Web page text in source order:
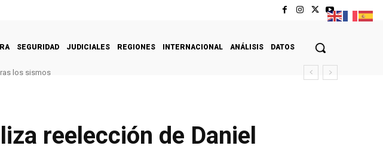
SEGURIDAD JUDICIALES REGIONES INTERNACIONAL ANÁLISIS DATOS
los sismos
reelección de Daniel